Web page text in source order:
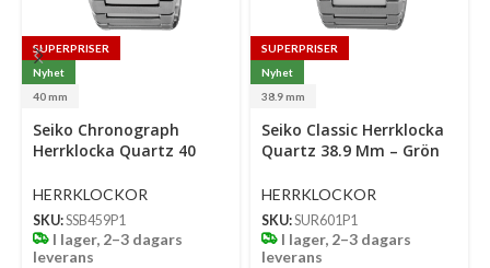
SUPERPRISER
Nyhet
40 mm
Select
options
Seiko Chronograph
Herrklocka Quartz 40
Urtavla Med Stållänk
HERRKLOCKOR
SKU:SSB459P1
I lager, 2–3 dagars
leverans
SUPERPRISER
Nyhet
38.9 mm
Select
options
Seiko Classic Herrklocka
Quartz 38.9 Mm – Grön
Stållänk
HERRKLOCKOR
SKU:SUR601P1
I lager, 2–3 dagars
leverans